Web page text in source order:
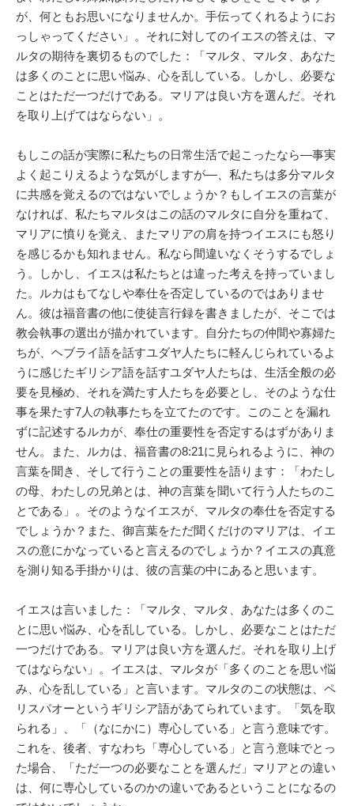
が、何ともお思いになりませんか。手伝ってくれるようにお
っしゃってください」。それに対してのイエスの答えは、マ
ルタの期待を裏切るものでした：「マルタ、マルタ、あなた
は多くのことに思い悩み、心を乱している。しかし、必要な
ことはただ一つだけである。マリアは良い方を選んだ。それ
を取り上げてはならない」。
もしこの話が実際に私たちの日常生活で起こったなら―事実
よく起こりえるような気がしますが―、私たちは多分マルタ
に共感を覚えるのではないでしょうか？もしイエスの言葉が
なければ、私たちマルタはこの話のマルタに自分を重ねて、
マリアに憤りを覚え、またマリアの肩を持つイエスにも怒り
を感じるかも知れません。私なら間違いなくそうするでしょ
う。しかし、イエスは私たちとは違った考えを持っていまし
た。ルカはもてなしや奉仕を否定しているのではありませ
ん。彼は福音書の他に使徒言行録を書きましたが、そこでは
教会執事の選出が描かれています。自分たちの仲間や寡婦た
ちが、ヘブライ語を話すユダヤ人たちに軽んじられているよ
うに感じたギリシア語を話すユダヤ人たちは、生活全般の必
要を見極め、それを満たす人たちを必要とし、そのような仕
事を果たす7人の執事たちを立てたのです。このことを漏れ
ずに記述するルカが、奉仕の重要性を否定するはずがありま
せん。また、ルカは、福音書の8:21に見られるように、神の
言葉を聞き、そして行うことの重要性を語ります：「わたし
の母、わたしの兄弟とは、神の言葉を聞いて行う人たちのこ
とである」。そのようなイエスが、マルタの奉仕を否定する
でしょうか？また、御言葉をただ聞くだけのマリアは、イエ
スの意にかなっていると言えるのでしょうか？イエスの真意
を測り知る手掛かりは、彼の言葉の中にあると思います。
イエスは言いました：「マルタ、マルタ、あなたは多くのこ
とに思い悩み、心を乱している。しかし、必要なことはただ
一つだけである。マリアは良い方を選んだ。それを取り上げ
てはならない」。イエスは、マルタが「多くのことを思い悩
み、心を乱している」と言います。マルタのこの状態は、ペ
リスパオーというギリシア語があてられています。「気を取
られる」、「（なにかに）専心している」と言う意味です。
これを、後者、すなわち「専心している」と言う意味でとっ
た場合、「ただ一つの必要なことを選んだ」マリアとの違い
は、何に専心しているのかの違いであるということになるの